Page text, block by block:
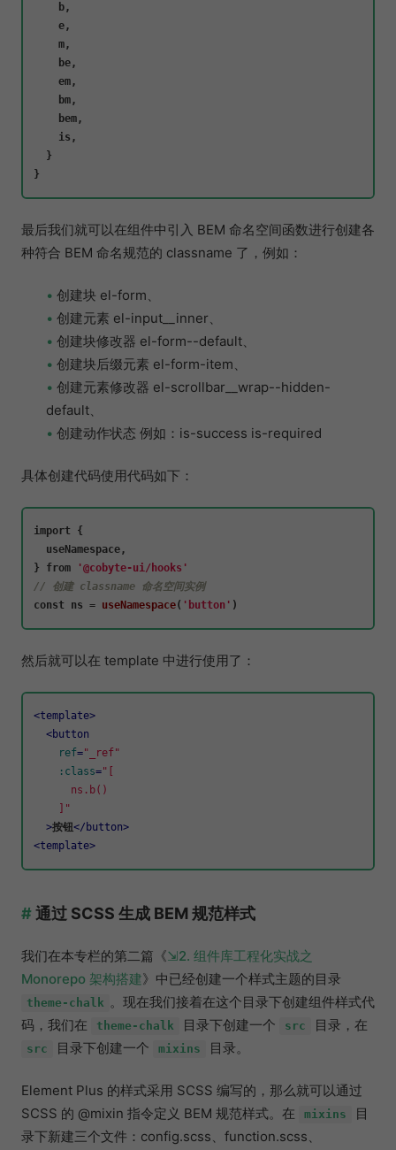
    b,
    e,
    m,
    be,
    em,
    bm,
    bem,
    is,
  }
最后我们就可以在组件中引入 BEM 命名空间函数进行创建各
种符合 BEM 命名规范的 classname 了，例如：
创建块 el-form、
创建元素 el-input__inner、
创建块修改器 el-form--default、
创建块后缀元素 el-form-item、
创建元素修改器 el-scrollbar__wrap--hidden-
default、
创建动作状态 例如：is-success is-required
具体创建代码使用代码如下：
import {
  useNamespace,
} from
'@cobyte-ui/hooks'
// 创建 classname 命名空间实例
const ns = useNamespace( 'button'
然后就可以在 template 中进行使用了：
<template>
<button
ref="_ref"
:class="[
      ns.b()
    ]"
  >
按钮</ button>
<template>
通过 SCSS 生成 BEM 规范样式
我们在本专栏的第二篇《
2. 组件库工程化实战之
Monorepo 架构搭建》中已经创建一个样式主题的目录
theme-chalk 。现在我们接着在这个目录下创建组件样式代
码，我们在
theme-chalk 目录下创建一个 src 目录，在
src 目录下创建一个 mixins 目录。
Element Plus 的样式采用 SCSS 编写的，那么就可以通过
SCSS 的 @mixin 指令定义 BEM 规范样式。在
mixins
目
录下新建三个文件：config.scss、function.scss、